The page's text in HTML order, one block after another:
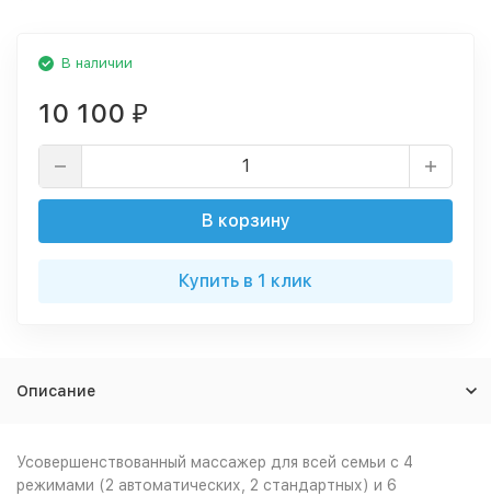
В наличии
10 100 ₽
В корзину
Купить в 1 клик
Описание
Усовершенствованный массажер для всей семьи с 4
режимами (2 автоматических, 2 стандартных) и 6